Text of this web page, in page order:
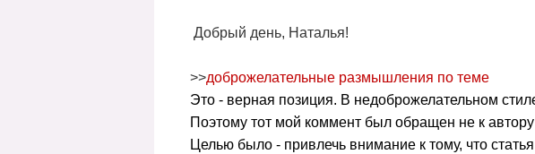
Добрый день, Наталья!
>>доброжелательные размышления по теме
Это - верная позиция. В недоброжелательном
Поэтому тот мой коммент был обращен не к
Целью было - привлечь внимание к тому, что